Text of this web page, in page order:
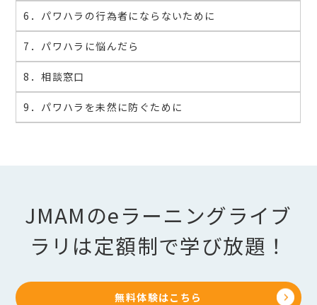
6．パワハラの行為者にならないために
7．パワハラに悩んだら
8．相談窓口
9．パワハラを未然に防ぐために
JMAMのeラーニングライブ
ラリは定額制で学び放題！
無料体験はこちら